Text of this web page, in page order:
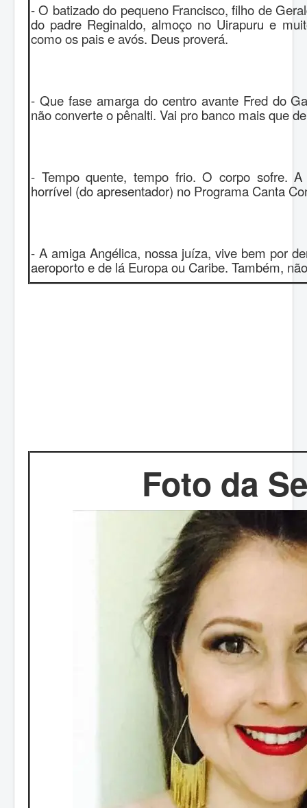
- O batizado do pequeno Francisco, filho de
do padre Reginaldo, almoço no Uirapuru e
como os pais e avós. Deus proverá.
- Que fase amarga do centro avante Fred do
não converte o pênalti. Vai pro banco mais que
- Tempo quente, tempo frio. O corpo sofre. A
horrível (do apresentador) no Programa Canta
- A amiga Angélica, nossa juíza, vive bem por
aeroporto e de lá Europa ou Caribe. Também,
Foto da